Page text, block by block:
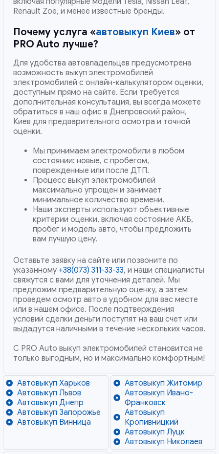
Renault Zoe, и менее известные бренды.
Почему услуга «автовыкуп Киев» от
PRO Auto лучше?
Для удобства автовладельцев предусмотрена
возможность выкуп электромобилей
электромобилей с онлайн-калькулятором оценки,
доступным прямо на сайте. Если требуется
дополнительная консультация, вы всегда можете
обратиться в наш офис в Днепровский район,
Киев для предварительного осмотра и точной
оценки.
Мы принимаем электромобили в любом
состоянии: новые, с пробегом,
поврежденные или после ДТП.
Процесс выкуп электромобилей
максимально упрощен и занимает
минимальное количество времени.
Наши эксперты используют объективные
критерии оценки, включая состояние АКБ,
пробег и модель авто, чтобы предложить
вам лучшую цену.
Оставьте заявку на сайте или позвоните по
указанному +38(073) 311-33-33, и наши специалисты
свяжутся с вами для уточнения деталей. Мы
предложим предварительную оценку, а затем
проведем осмотр авто в удобном для вас месте
или в нашем офисе. После подтверждения
условий сделки деньги поступят на ваш счет или
выдадутся наличными в течение нескольких часов.
С PRO Auto выкуп электромобилей становится не
только выгодным, но и максимально комфортным!
Автовыкуп Харьков
Автовыкуп Львов
Автовыкуп Днепр
Автовыкуп Запорожье
Автовыкуп Винница
Автовыкуп Житомир
Автовыкуп Ивано-
Франковск
Автовыкуп
Кропивницкий
Автовыкуп Луцк
Автовыкуп Николаев